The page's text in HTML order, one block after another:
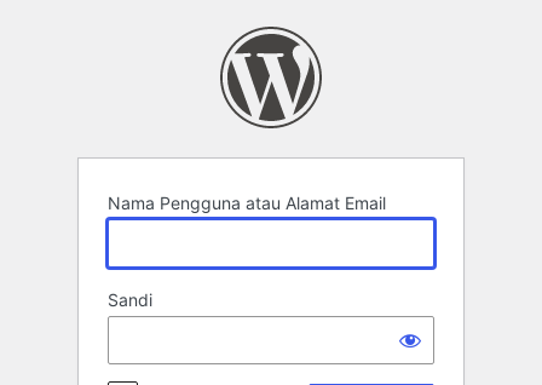
Nama Pengguna atau Alamat Email
Sandi